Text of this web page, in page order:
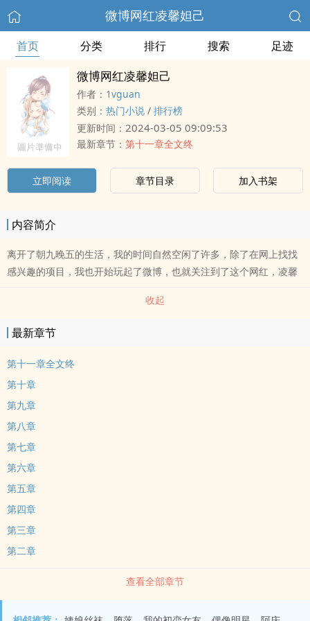
微博网红凌馨妲己
首页 分类 排行 搜索 足迹
微博网红凌馨妲己
作者： 1vguan
类别： 热门小说 / 排行榜
更新时间： 2024-03-05 09:09:53
最新章节： 第十一章全文终
立即阅读 章节目录 加入书架
内容简介
离开了朝九晚五的生活，我的时间自然空闲了许多，除了在网上找找
感兴趣的项目，我也开始玩起了微博，也就关注到了这个网红，凌馨
收起
最新章节
第十一章全文终
第十章
第九章
第八章
第七章
第六章
第五章
第四章
第三章
第二章
查看全部章节